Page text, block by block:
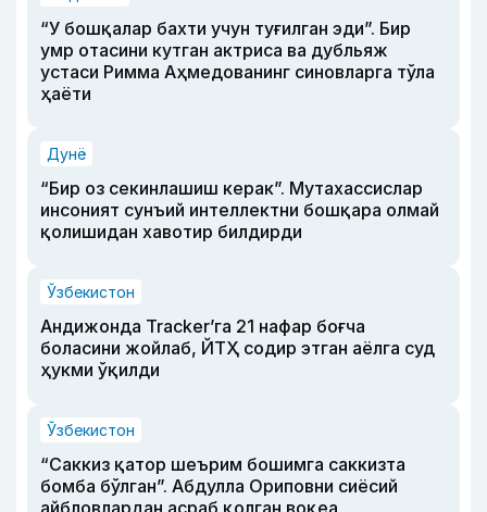
“У бошқалар бахти учун туғилган эди”. Бир
умр отасини кутган актриса ва дубльяж
устаси Римма Аҳмедованинг синовларга тўла
ҳаёти
Дунё
“Бир оз секинлашиш керак”. Мутахассислар
инсоният сунъий интеллектни бошқара олмай
қолишидан хавотир билдирди
Ўзбекистон
Андижонда Tracker’га 21 нафар боғча
боласини жойлаб, ЙТҲ содир этган аёлга суд
ҳукми ўқилди
Ўзбекистон
“Саккиз қатор шеърим бошимга саккизта
бомба бўлган”. Абдулла Ориповни сиёсий
айбловлардан асраб қолган воқеа